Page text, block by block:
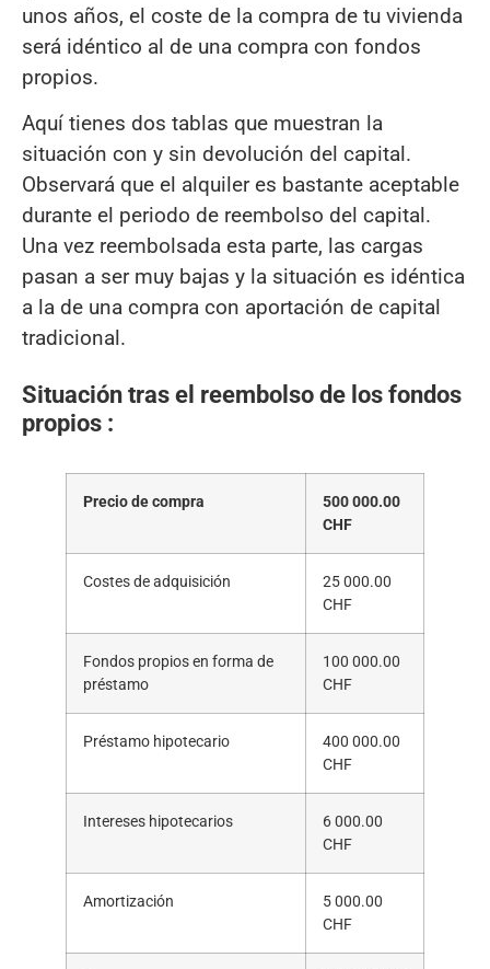
unos años, el coste de la compra de tu vivienda
será idéntico al de una compra con fondos
propios.
Aquí tienes dos tablas que muestran la
situación con y sin devolución del capital.
Observará que el alquiler es bastante aceptable
durante el periodo de reembolso del capital.
Una vez reembolsada esta parte, las cargas
pasan a ser muy bajas y la situación es idéntica
a la de una compra con aportación de capital
tradicional.
Situación tras el reembolso de los fondos
propios :
Precio de compra
500 000.00
CHF
Costes de adquisición
25 000.00
CHF
Fondos propios en forma de
préstamo
100 000.00
CHF
Préstamo hipotecario
400 000.00
CHF
Intereses hipotecarios
6 000.00
CHF
Amortización
5 000.00
CHF